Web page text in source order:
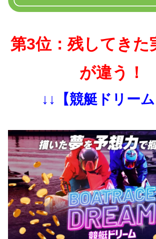
第3位：残してきた
が違う！
↓↓【競艇ドリー